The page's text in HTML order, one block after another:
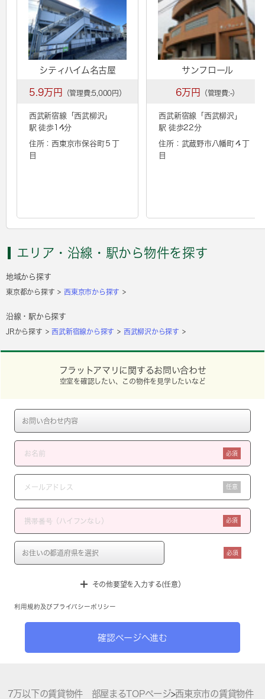
シティハイム名古屋
5.9万円 （管理費:5,000円）
西武新宿線「 西武柳沢 」
駅 徒歩14分
住所：西東京市保谷町５丁
目
サンフロール
6万円 （管理費:-）
西武新宿線「 西武柳沢 」
駅 徒歩22分
住所：武蔵野市八幡町４丁
目
エリア・沿線・駅から物件を探す
地域から探す
東京都から探す 西東京市から探す
沿線・駅から探す
JRから探す 西武新宿線から探す 西武柳沢から探す
フラットアマリに関するお問い合わせ
空室を確認したい、この物件を見学したいなど
必須
任意
必須
必須
その他要望を入力する(任意）
利用規約 及び プライバシーポリシー
確認ページへ進む
7万以下の賃貸物件 部屋まるTOPページ>西東京市の賃貸物件